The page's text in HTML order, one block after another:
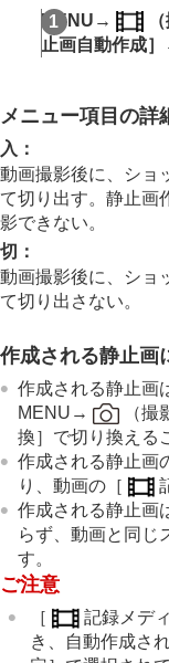
ドライブモ
インターバ
タッチ機能を
フラッシュを
手ブレを補
レンズ補正
撮影中の画
動画の音声を
ショット
静止画作
TC/UB設定
外部RAWレ
画像と音声
カメラをカスタマイズ
再生する
カメラの設定を変更する
スマートフォンででき
パソコンでできること
クラウドサービスを利用
故障かな？と思ったら
MENU → （
止画自動作成］
メニュー項目の詳
入 ：
動画撮影後に、ショ
て切り出す。静止画
影できない。
切 ：
動画撮影後に、ショ
て切り出さない。
作成される静止画
作成される静止画
MENU → （撮
換］ で切り換える
作成される静止画
り、動画の ［
作成される静止画
らず、動画と同じ
す。
ご注意
［ 記録メディ
き、自動作成さ